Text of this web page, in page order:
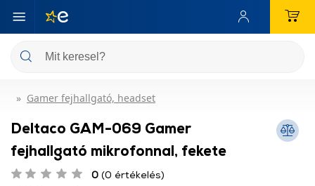
Gamer fejhallgató, headset
Deltaco GAM-069 Gamer
fejhallgató mikrofonnal, fekete
0 (0 értékelés)